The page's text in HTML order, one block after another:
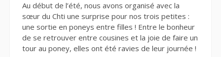
Au début de l’été, nous avons organisé avec la
sœur du Chti une surprise pour nos trois petites :
une sortie en poneys entre filles ! Entre le bonheur
de se retrouver entre cousines et la joie de faire un
tour au poney, elles ont été ravies de leur journée !